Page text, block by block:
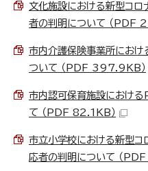
文化施設における新型コロ
者の判明について （PDF
市内介護保険事業所にお
ついて （PDF 397.9KB）
市内認可保育施設におけ
て （PDF 82.1KB）
市立小学校における新型コ
応者の判明について （